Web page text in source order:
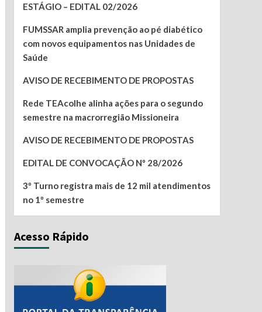
ESTÁGIO – EDITAL 02/2026
FUMSSAR amplia prevenção ao pé diabético
com novos equipamentos nas Unidades de
Saúde
AVISO DE RECEBIMENTO DE PROPOSTAS
Rede TEAcolhe alinha ações para o segundo
semestre na macrorregião Missioneira
AVISO DE RECEBIMENTO DE PROPOSTAS
EDITAL DE CONVOCAÇÃO Nº 28/2026
3º Turno registra mais de 12 mil atendimentos
no 1º semestre
Acesso Rápido